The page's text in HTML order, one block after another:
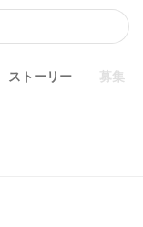
ストーリー 募集